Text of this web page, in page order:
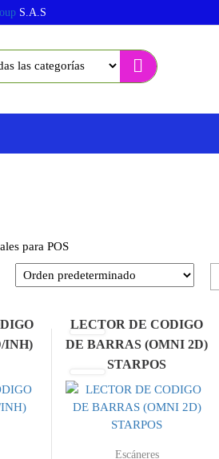
S.A.S
para POS
INH)
LECTOR DE CODIGO
DE BARRAS (OMNI 2D)
STARPOS
Escáneres